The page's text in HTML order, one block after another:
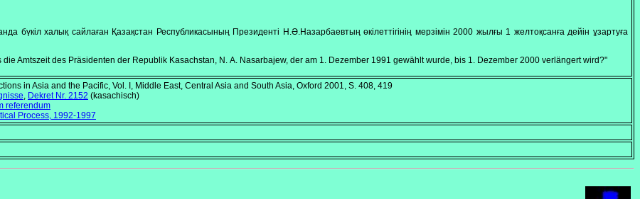
бүкiл халық сайлаған Қазақстан Республикасының Президентi Н.Ә.Назарбаевтың өкiлеттiгiнiң мерзiмiн 2000 жылғы 1 желтоқсанға дейiн ұзартуға
Amtszeit des Präsidenten der Republik Kasachstan, N. A. Nasarbajew, der am 1. Dezember 1991 gewählt wurde, bis 1. Dezember 2000 verlängert wird?"
in Asia and the Pacific, Vol. I, Middle East, Central Asia and South Asia, Oxford 2001, S. 408, 419
, Dekret Nr. 2152 (kasachisch)
referendum
Process, 1992-1997